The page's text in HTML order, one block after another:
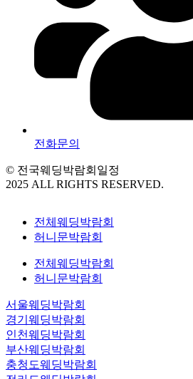
전화문의
© 전국웨딩박람회일정
2025 ALL RIGHTS RESERVED.
전체웨딩박람회
허니문박람회
전체웨딩박람회
허니문박람회
서울웨딩박람회
경기웨딩박람회
인천웨딩박람회
부산웨딩박람회
충청도웨딩박람회